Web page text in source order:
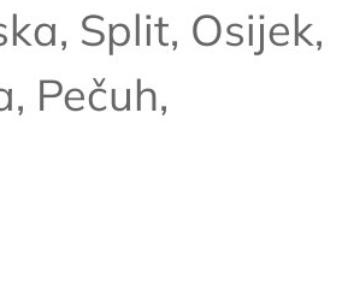
Split, Osijek,
Pečuh,